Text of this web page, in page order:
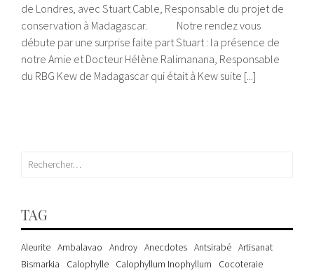
de Londres, avec Stuart Cable, Responsable du projet de
conservation à Madagascar. Notre rendez vous
débute par une surprise faite part Stuart : la présence de
notre Amie et Docteur Hélène Ralimanana, Responsable
du RBG Kew de Madagascar qui était à Kew suite [...]
Rechercher :
TAG
Aleurite Ambalavao Androy Anecdotes Antsirabé Artisanat
Bismarkia
Calophylle Calophyllum Inophyllum
Cocoteraie